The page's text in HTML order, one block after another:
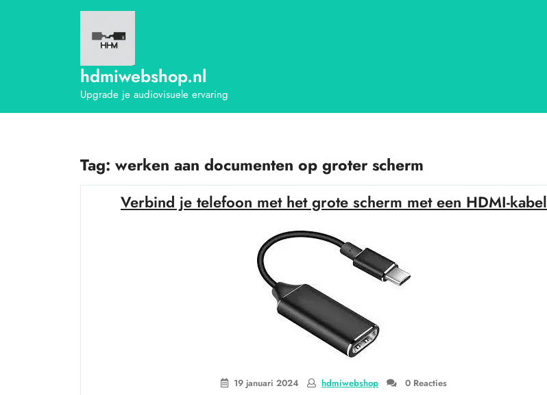
hdmiwebshop.nl
Upgrade je audiovisuele ervaring
Tag: werken aan documenten op groter scherm
Verbind je telefoon met het grote scherm met een HDMI-kabel
19 januari 2024 hdmiwebshop 0 Reacties